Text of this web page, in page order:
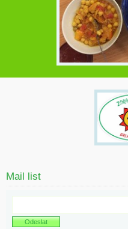
Mail list